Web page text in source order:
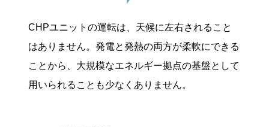
CHPユニットの運転は、天候に左右されること
はありません。発電と発熱の両方が柔軟にできる
ことから、大規模なエネルギー拠点の基盤として
用いられることも少なくありません。